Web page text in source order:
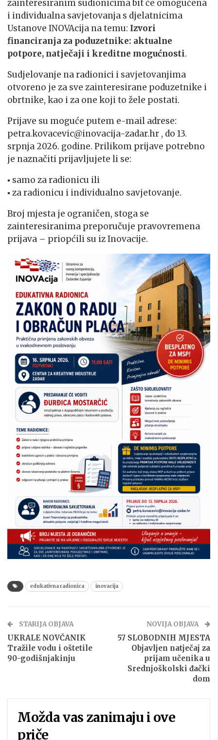
zainteresiranim sudionicima bit će omogućena
i individualna savjetovanja s djelatnicima
Ustanove INOVAcija na temu: Izvori
financiranja za poduzetnike: aktualne
potpore, natječaji i kreditne mogućnosti.
Sudjelovanje na radionici i savjetovanjima
otvoreno je za sve zainteresirane poduzetnike i
obrtnike, kao i za one koji to žele postati.
Prijave su moguće putem e-mail adrese:
petra.kovacevic@inovacija-zadar.hr , do 13.
srpnja 2026. godine. Prilikom prijave potrebno
je naznačiti prijavljujete li se:
▪ samo za radionicu ili
▪ za radionicu i individualno savjetovanje.
Broj mjesta je ograničen, stoga se
zainteresiranima preporučuje pravovremena
prijava – priopćili su iz Inovacije.
edukativna radionica inovacija
STARIJA OBJAVA
UKRALE NOVČANIK
Tražile vodu i oštetile
90-godišnjakinju
NOVIJA OBJAVA
57 SLOBODNIH MJESTA
Objavljen natječaj za
prijam učenika u
Srednjoškolski đački
dom
Možda vas zanimaju i ove
priče